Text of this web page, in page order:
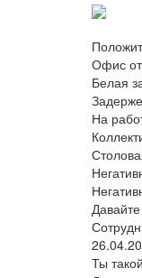
Офис
Белая
На
Ты